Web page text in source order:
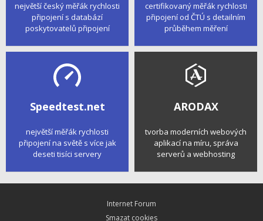
největší český měřák rychlosti
připojení s databází
poskytovatelů připojení
certifikovaný měřák rychlosti
připojení od ČTÚ s detailním
průběhem měření
Speedtest.net
největší měřák rychlosti
připojení na světě s více jak
deseti tisíci servery
ARODAX
tvorba moderních webových
aplikací na míru, správa
serverů a webhosting
Internet Forum
Smazat cookies